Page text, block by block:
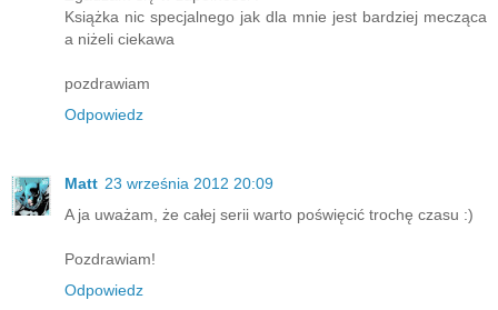
Książka nic specjalnego jak dla mnie jest bardziej mecząca
a niżeli ciekawa
pozdrawiam
Odpowiedz
Matt 23 września 2012 20:09
A ja uważam, że całej serii warto poświęcić trochę czasu :)
Pozdrawiam!
Odpowiedz